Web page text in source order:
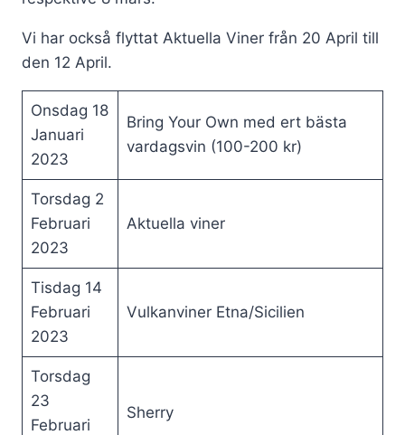
Vi har också flyttat Aktuella Viner från 20 April till
den 12 April.
Onsdag 18
Januari
2023
Bring Your Own med ert bästa
vardagsvin (100-200 kr)
Torsdag 2
Februari
2023
Aktuella viner
Tisdag 14
Februari
2023
Vulkanviner Etna/Sicilien
Torsdag
23
Februari
Sherry